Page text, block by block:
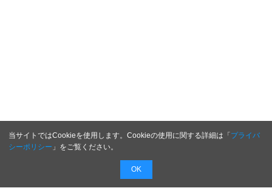
当サイトではCookieを使用します。Cookieの使用に関する詳細は「プライバ
シーポリシー 」をご覧ください。
OK